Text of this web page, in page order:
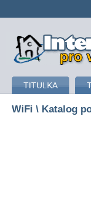
připojení k
TITULKA
WiFi \ Katalog